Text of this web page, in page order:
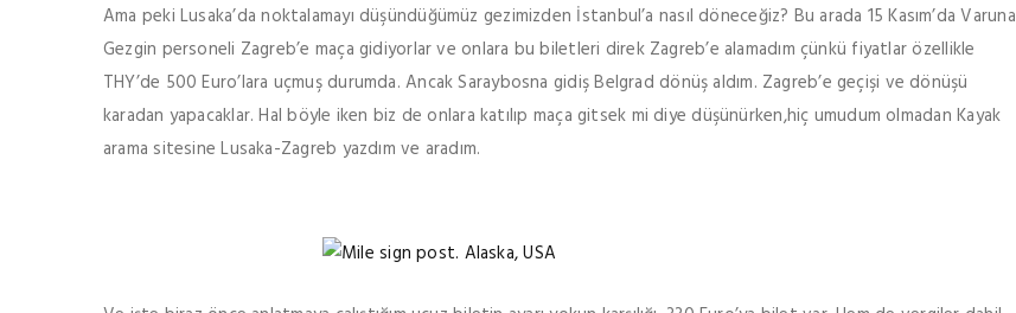
Ama peki Lusaka’da noktalamayı düşündüğümüz gezimizden İstanbul’a nasıl döneceğiz? Bu arada 15 Kasım’da Varuna
Gezgin personeli Zagreb’e maça gidiyorlar ve onlara bu biletleri direk Zagreb’e alamadım çünkü fiyatlar özellikle
THY’de 500 Euro’lara uçmuş durumda. Ancak Saraybosna gidiş Belgrad dönüş aldım. Zagreb’e geçişi ve dönüşü
karadan yapacaklar. Hal böyle iken biz de onlara katılıp maça gitsek mi diye düşünürken,hiç umudum olmadan Kayak
arama sitesine Lusaka-Zagreb yazdım ve aradım.